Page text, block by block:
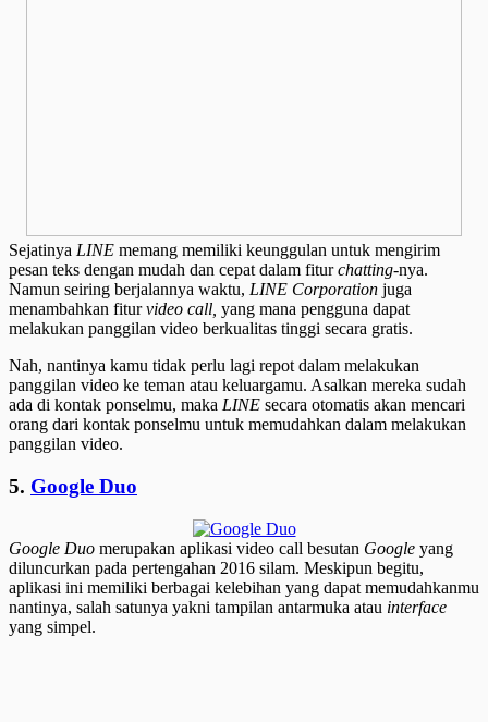
Sejatinya LINE memang memiliki keunggulan untuk mengirim
pesan teks dengan mudah dan cepat dalam fiturchatting-nya.
Namun seiring berjalannya waktu, LINE Corporation juga
menambahkan fiturvideo call, yang mana pengguna dapat
melakukan panggilan video berkualitas tinggi secara gratis.
Nah, nantinya kamu tidak perlu lagi repot dalam melakukan
panggilan video ke teman atau keluargamu. Asalkan mereka sudah
ada di kontak ponselmu, maka LINE secara otomatis akan mencari
orang dari kontak ponselmu untuk memudahkan dalam melakukan
panggilan video.
5. Google Duo
Google Duo merupakan aplikasi video call besutan Google yang
diluncurkan pada pertengahan 2016 silam. Meskipun begitu,
aplikasi ini memiliki berbagai kelebihan yang dapat memudahkanmu
nantinya, salah satunya yakni tampilan antarmuka atau interface
yang simpel.